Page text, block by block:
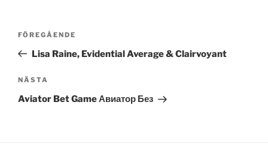
Inläggsnavigering
Föregående
inlägg
FÖREGÅENDE
Lisa Raine, Evidential Average & Clairvoyant
Nästa
inlägg
NÄSTA
Aviator Bet Game Авиатор Без